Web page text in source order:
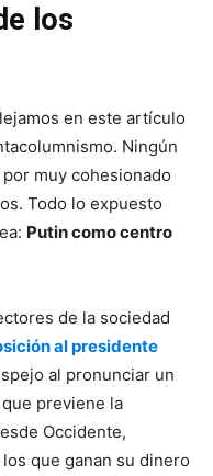
los
en este artículo
Ningún
muy cohesionado
Todo lo expuesto
Putin como centro
de la sociedad
al presidente
al pronunciar un
previene la
Occidente,
que ganan su dinero